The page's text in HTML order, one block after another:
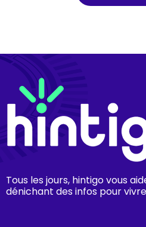
Tous les jours, hintigo vous
dénichant des infos pour